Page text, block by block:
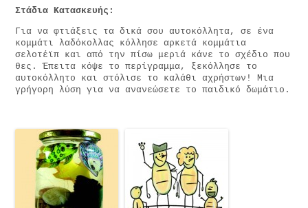
Στάδια Κατασκευής:
Για να φτιάξεις τα δικά σου αυτοκόλλητα, σε ένα
κομμάτι λαδόκολλας κόλλησε αρκετά κομμάτια
σελοτέϊπ και από την πίσω μεριά κάνε το σχέδιο που
θες. Έπειτα κόψε το περίγραμμα, ξεκόλλησε το
αυτοκόλλητο και στόλισε το καλάθι αχρήστων! Μια
γρήγορη λύση για να ανανεώσετε το παιδικό δωμάτιο.